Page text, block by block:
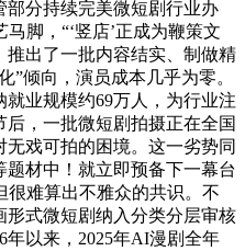
分持续完美微短剧行业办
脚，“‘竖店’正成为鞭策文
出了一批内容结实、制做精
”倾向，演员成本几乎为零。
就业规模约69万人，为行业注
，一批微短剧拍摄正在全国
戏可拍的困境。这一劣势同
材中！就立即预备下一幕台
难算出不雅众的共识。不
式微短剧纳入分类分层审核
年以来，2025年AI漫剧全年